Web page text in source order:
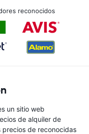
reconocidos
un sitio web
de alquiler de
precios de reconocidas